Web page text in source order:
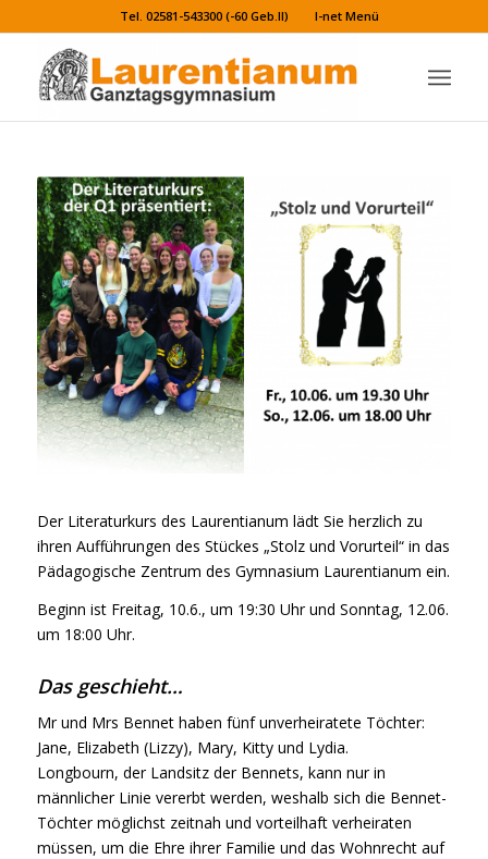
Tel. 02581-543300 (-60 Geb.II) I-net Menü
Der Literaturkurs des Laurentianum lädt Sie herzlich zu
ihren Aufführungen des Stückes „Stolz und Vorurteil“ in das
Pädagogische Zentrum des Gymnasium Laurentianum ein.
Beginn ist Freitag, 10.6., um 19:30 Uhr und Sonntag, 12.06.
um 18:00 Uhr.
Das geschieht…
Mr und Mrs Bennet haben fünf unverheiratete Töchter:
Jane, Elizabeth (Lizzy), Mary, Kitty und Lydia.
Longbourn, der Landsitz der Bennets, kann nur in
männlicher Linie vererbt werden, weshalb sich die Bennet-
Töchter möglichst zeitnah und vorteilhaft verheiraten
müssen, um die Ehre ihrer Familie und das Wohnrecht auf